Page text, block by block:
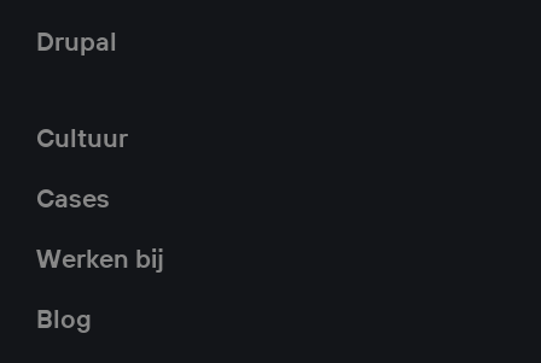
Drupal
Cultuur
Cases
Werken bij
Blog